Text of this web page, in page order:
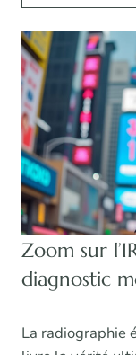
Zoom sur
diagnostic
La radiographie